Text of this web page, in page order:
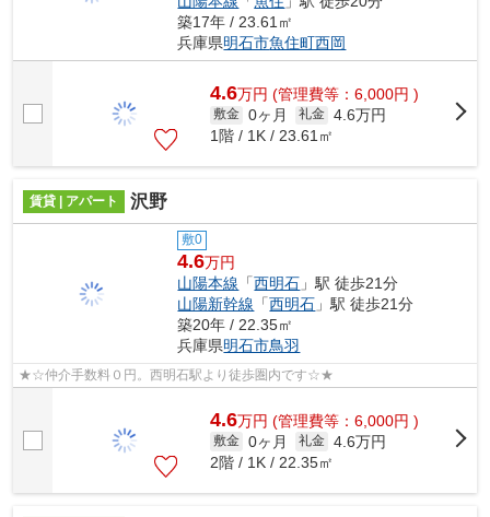
築17年 / 23.61㎡
兵庫県明石市魚住町西岡
4.6万円 (管理費等：6,000円 )
敷金 0ヶ月 礼金 4.6万円
1階 / 1K / 23.61㎡
賃貸 | アパート 沢野
敷0
4.6万円
山陽本線 「西明石 」駅 徒歩21分
山陽新幹線 「西明石 」駅 徒歩21分
築20年 / 22.35㎡
兵庫県明石市鳥羽
★☆仲介手数料０円。西明石駅より徒歩圏内です☆★
4.6万円 (管理費等：6,000円 )
敷金 0ヶ月 礼金 4.6万円
2階 / 1K / 22.35㎡